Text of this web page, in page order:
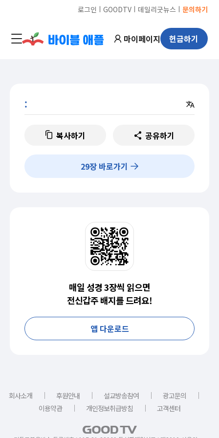
로그인 ㅣ GOODTVㅣ 데일리굿뉴스 ㅣ 문의하기
마이페이지 헌금하기
:
복사하기 공유하기
29장 바로가기
매일 성경 3장씩 읽으면
전신갑주 배지를 드려요!
앱 다운로드
회사소개 ｜ 후원안내 ｜ 설교방송참여 ｜ 광고문의
｜
이용약관
｜ 개인정보취급방침 ｜ 고객센터